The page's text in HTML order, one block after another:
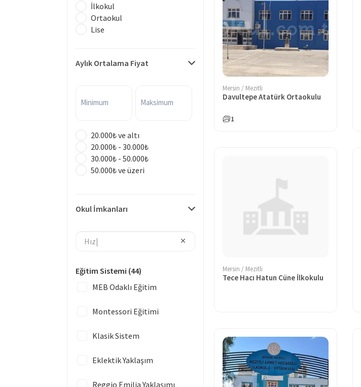
İlkokul
Ortaokul
Lise
Aylık Ortalama Fiyat
Minimum Maksimum
20.000₺ ve altı
20.000₺ - 30.000₺
30.000₺ - 50.000₺
50.000₺ ve üzeri
Okul İmkanları
Eğitim Sistemi (44)
MEB Odaklı Eğitim
Montessori Eğitimi
Klasik Sistem
Eklektik Yaklaşım
Reggio Emilia Yaklaşımı
Mersin / Mezitli
Davultepe Atatürk Ortaokulu
1
Mersin / Mezitli
Tece Hacı Hatun Cüne İlkokulu